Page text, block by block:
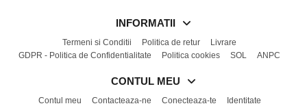
INFORMATII
Termeni si Conditii Politica de retur
Livrare
GDPR - Politica de Confidentialitate
Politica cookies SOL ANPC
CONTUL MEU
Contul meu Contacteaza-ne Conecteaza-te
Identitate